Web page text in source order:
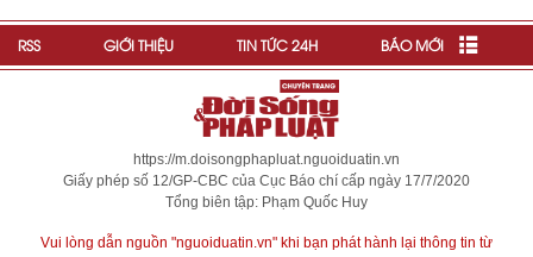
RSS GIỚI THIỆU TIN TỨC 24H BÁO MỚI
https://m.doisongphapluat.nguoiduatin.vn
Giấy phép số 12/GP-CBC của Cục Báo chí cấp ngày 17/7/2020
Tổng biên tập: Phạm Quốc Huy
Vui lòng dẫn nguồn "nguoiduatin.vn" khi bạn phát hành lại thông tin từ